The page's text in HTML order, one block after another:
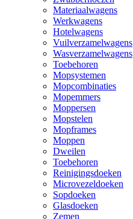
Materiaalwagens
Werkwagens
Hotelwagens
Vuilverzamelwagens
Wasverzamelwagens
Toebehoren
Mopsystemen
Mopcombinaties
Mopemmers
Moppersen
Mopstelen
Mopframes
Moppen
Dweilen
Toebehoren
Reinigingsdoeken
Microvezeldoeken
Sopdoeken
Glasdoeken
Zemen